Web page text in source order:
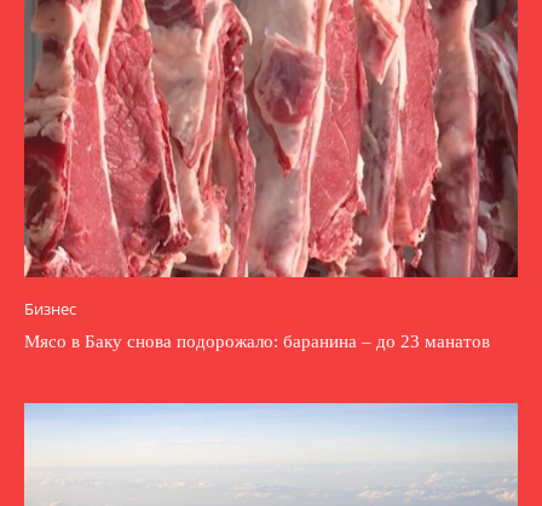
Бизнес
Мясо в Баку снова подорожало: баранина – до 23 манатов